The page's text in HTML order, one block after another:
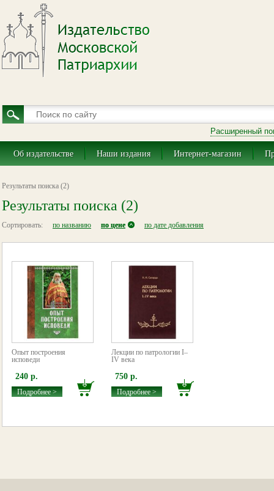
Расширенный
Об издательстве Наши издания Интернет-магазин
Результаты поиска (2)
Результаты поиска (2)
Сортировать: по названию по цене по дате добавления
Опыт построения
исповеди
240 р.
Подробнее >
Лекции по патрологии I–
IV века
750 р.
Подробнее >